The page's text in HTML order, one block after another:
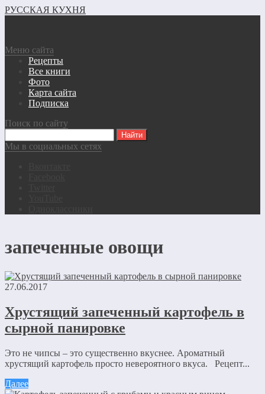
РУССКАЯ КУХНЯ
Меню сайта
Рецепты
Все книги
Фото
Карта сайта
Подписка
Поиск по сайту
Мы в социальных сетях
запеченные овощи
27.06.2017
Хрустящий запеченный картофель в
сырной панировке
Это не чипсы – это существенно вкуснее. Ароматный
хрустящий картофель просто невероятного вкуса. Рецепт...
Далее